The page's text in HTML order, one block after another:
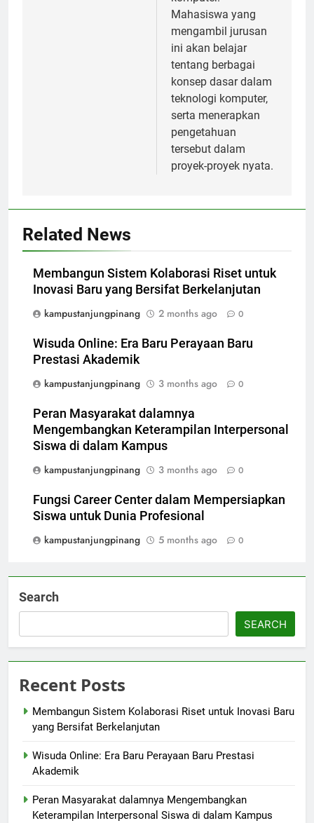
Mahasiswa yang
mengambil jurusan
ini akan belajar
tentang berbagai
konsep dasar dalam
teknologi komputer,
serta menerapkan
pengetahuan
tersebut dalam
proyek-proyek nyata.
Related News
Membangun Sistem Kolaborasi Riset untuk
Inovasi Baru yang Bersifat Berkelanjutan
kampustanjungpinang
2 months ago 0
Wisuda Online: Era Baru Perayaan Baru
Prestasi Akademik
kampustanjungpinang
3 months ago 0
Peran Masyarakat dalamnya
Mengembangkan Keterampilan Interpersonal
Siswa di dalam Kampus
kampustanjungpinang
3 months ago 0
Fungsi Career Center dalam Mempersiapkan
Siswa untuk Dunia Profesional
kampustanjungpinang
5 months ago 0
Search
SEARCH
Recent Posts
Membangun Sistem Kolaborasi Riset untuk Inovasi Baru
yang Bersifat Berkelanjutan
Wisuda Online: Era Baru Perayaan Baru Prestasi
Akademik
Peran Masyarakat dalamnya Mengembangkan
Keterampilan Interpersonal Siswa di dalam Kampus